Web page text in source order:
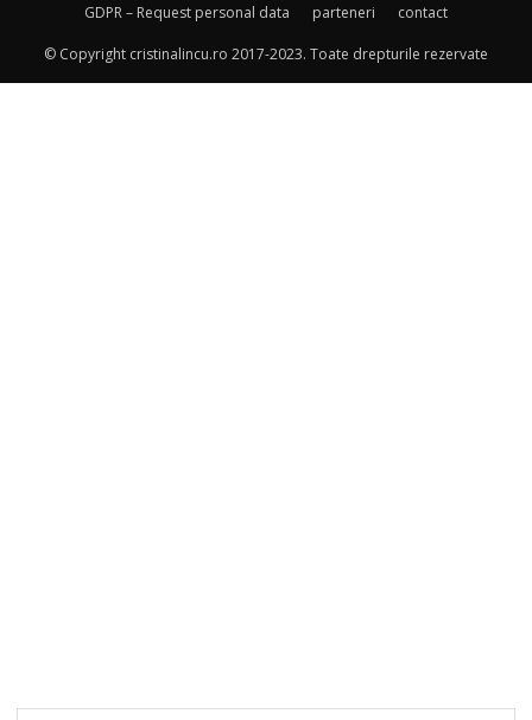
GDPR – Request personal data
parteneri contact
© Copyright cristinalincu.ro 2017-2023. Toate drepturile rezervate